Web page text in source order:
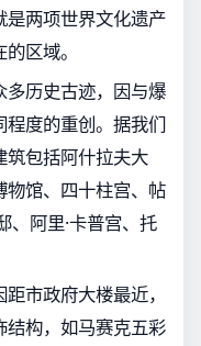
是两项世界文化遗产
区域。
历史古迹，因与爆
度的重创。据我们
筑包括阿什拉夫大
馆、四十柱宫、帖
、阿里·卡普宫、托
市政府大楼最近，
结构，如马赛克五彩